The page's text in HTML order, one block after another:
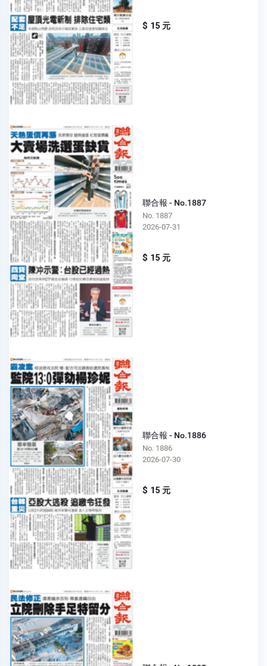
$ 15 元
聯合報 - No.1887
No. 1887
2026-07-31
$ 15 元
聯合報 - No.1886
No. 1886
2026-07-30
$ 15 元